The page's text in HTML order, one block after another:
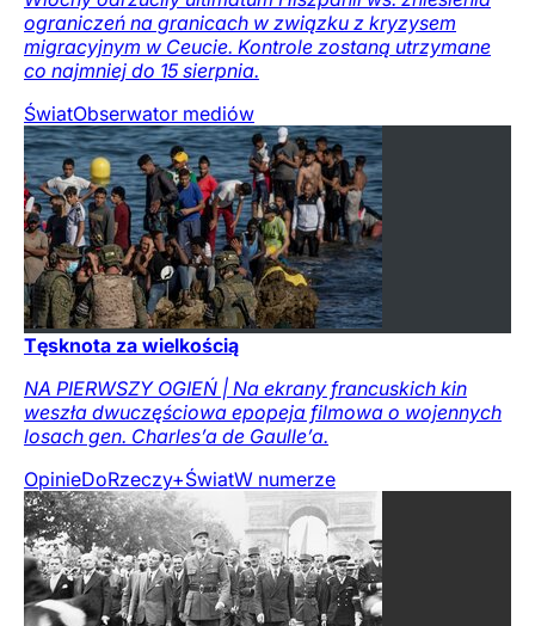
ograniczeń na granicach w związku z kryzysem
migracyjnym w Ceucie. Kontrole zostaną utrzymane
co najmniej do 15 sierpnia.
ŚwiatObserwator mediów
Tęsknota za wielkością
NA PIERWSZY OGIEŃ | Na ekrany francuskich kin
weszła dwuczęściowa epopeja filmowa o wojennych
losach gen. Charles’a de Gaulle’a.
OpinieDoRzeczy+ŚwiatW numerze